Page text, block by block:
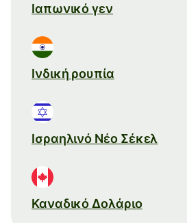
Ιαπωνικό γεν
Ινδική ρουπία
Ισραηλινό Νέο Σέκελ
Καναδικό Δολάριο